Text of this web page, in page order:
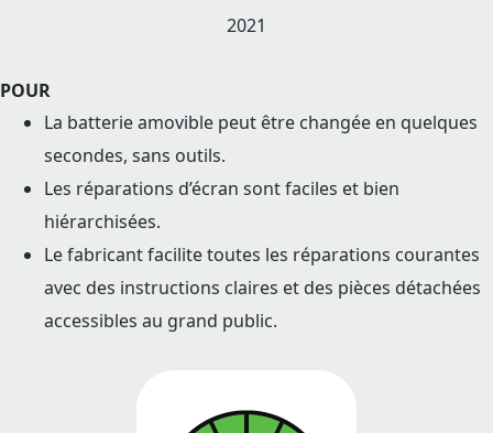
2021
POUR
La batterie amovible peut être changée en quelques
secondes, sans outils.
Les réparations d’écran sont faciles et bien
hiérarchisées.
Le fabricant facilite toutes les réparations courantes
avec des instructions claires et des pièces détachées
accessibles au grand public.